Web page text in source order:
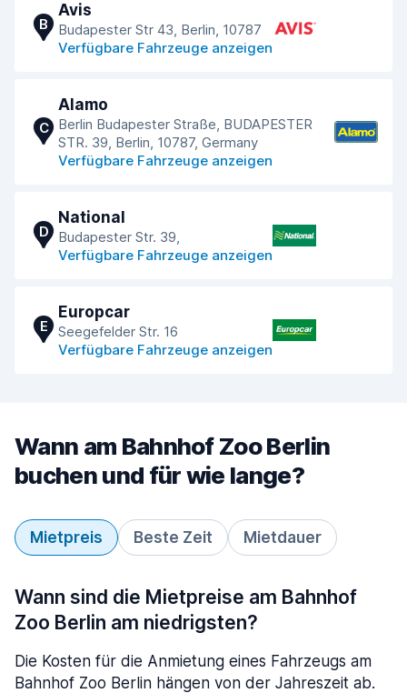
B
Avis
Budapester Str 43, Berlin, 10787
Verfügbare Fahrzeuge anzeigen
C
Alamo
Berlin Budapester Straße, BUDAPESTER
STR. 39, Berlin, 10787, Germany
Verfügbare Fahrzeuge anzeigen
D
National
Budapester Str. 39,
Verfügbare Fahrzeuge anzeigen
E
Europcar
Seegefelder Str. 16
Verfügbare Fahrzeuge anzeigen
Wann am Bahnhof Zoo Berlin
buchen und für wie lange?
Mietpreis Beste Zeit Mietdauer
Wann sind die Mietpreise am Bahnhof
Zoo Berlin am niedrigsten?
Die Kosten für die Anmietung eines Fahrzeugs am
Bahnhof Zoo Berlin hängen von der Jahreszeit ab.